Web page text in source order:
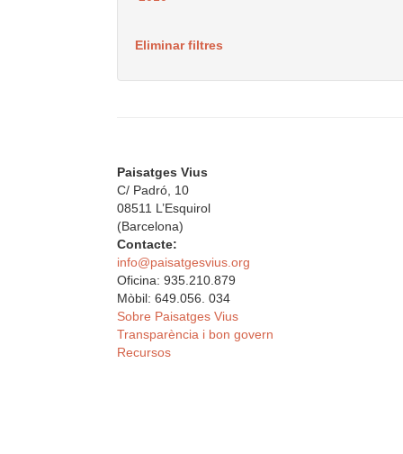
Eliminar filtres
Paisatges Vius
C/ Padró, 10
08511 L’Esquirol
(Barcelona)
Contacte:
info@paisatgesvius.org
Oficina: 935.210.879
Mòbil: 649.056. 034
Sobre Paisatges Vius
Transparència i bon govern
Recursos